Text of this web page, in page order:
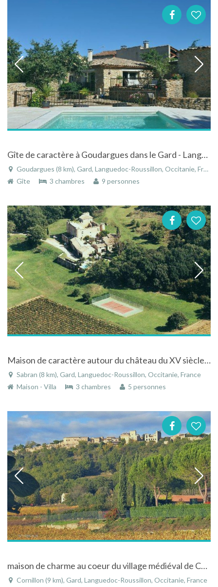
Gîte de caractère à Goudargues dans le Gard - Languedoc-Roussillon avec piscine
Goudargues (8 km), Gard, Languedoc-Roussillon, Occitanie, France
Gîte
3 chambres 9 personnes
Maison de caractère autour du château du XV siècle à Sabran dans le Gard en Languedoc-Roussillon
Sabran (8 km), Gard, Languedoc-Roussillon, Occitanie, France
Maison - Villa
3 chambres 5 personnes
maison de charme au coeur du village médiéval de Cornillon
Cornillon (9 km), Gard, Languedoc-Roussillon, Occitanie, France